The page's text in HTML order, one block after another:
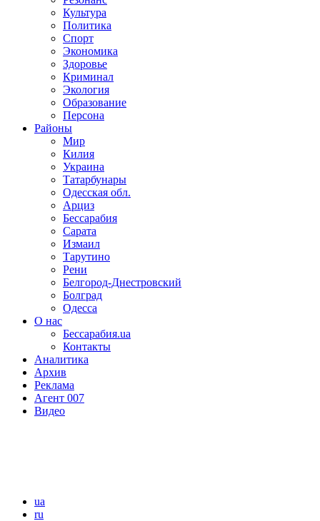
Культура
Политика
Спорт
Экономика
Здоровье
Криминал
Экология
Образование
Персона
Районы
Мир
Килия
Украина
Татарбунары
Одесская обл.
Арциз
Бессарабия
Сарата
Измаил
Тарутино
Рени
Белгород-Днестровский
Болград
Одесса
О нас
Бессарабия.ua
Контакты
Аналитика
Архив
Реклама
Агент 007
Видео
ua
ru